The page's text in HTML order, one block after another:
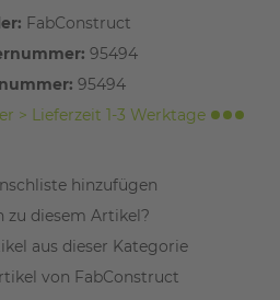
FabConstruct
95494
95494
> Lieferzeit 1-3 Werktage
zu diesem Artikel?
aus dieser Kategorie
von FabConstruct